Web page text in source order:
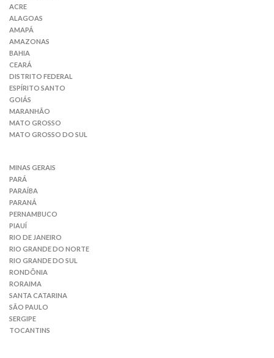
ACRE
ALAGOAS
AMAPÁ
AMAZONAS
BAHIA
CEARÁ
DISTRITO FEDERAL
ESPÍRITO SANTO
GOIÁS
MARANHÃO
MATO GROSSO
MATO GROSSO DO SUL
MINAS GERAIS
PARÁ
PARAÍBA
PARANÁ
PERNAMBUCO
PIAUÍ
RIO DE JANEIRO
RIO GRANDE DO NORTE
RIO GRANDE DO SUL
RONDÔNIA
RORAIMA
SANTA CATARINA
SÃO PAULO
SERGIPE
TOCANTINS